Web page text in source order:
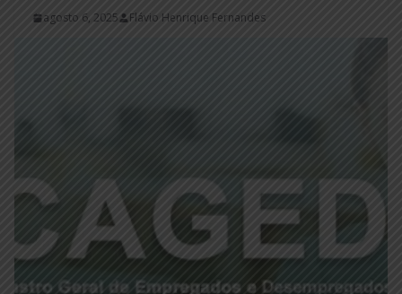
agosto 6, 2025 Flávio Henrique Fernandes